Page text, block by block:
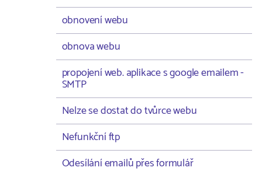
obnovení webu
obnova webu
propojení web. aplikace s google emailem -
SMTP
Nelze se dostat do tvůrce webu
Nefunkční ftp
Odesílání emailů přes formulář